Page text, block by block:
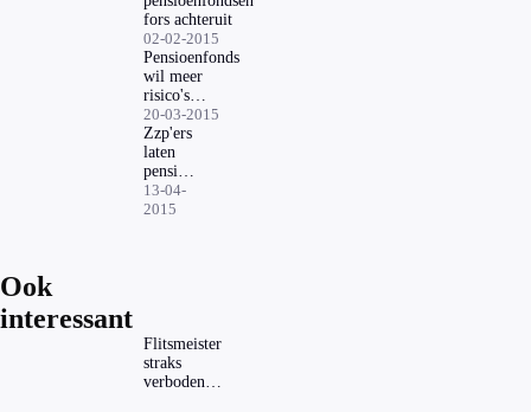
fors achteruit
02-02-2015
Pensioenfonds
wil meer
risico's
kunnen
nemen
20-03-2015
Zzp'ers
laten
pensioen
massaal
zitten
13-04-
2015
Ook
interessant
Flitsmeister
straks
verboden?